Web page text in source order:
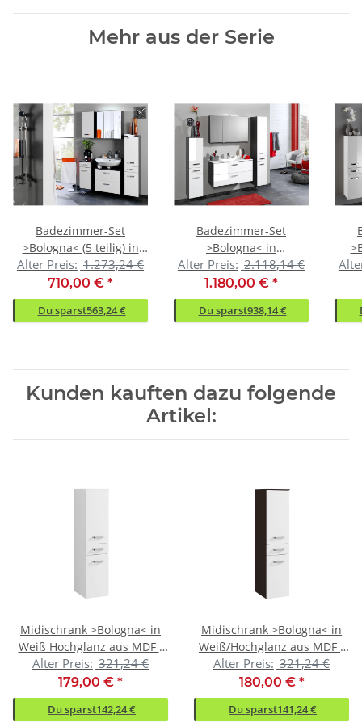
Mehr aus der Serie
Badezimmer-Set
>Bologna< (5 teilig) in
graphitgrau
Weiß/Hochglanz
Alter Preis: 1.273,24 €
710,00 € *
Du sparst563,24 €
Badezimmer-Set
>Bologna< in
graphitgrau
Weiß/Hochglanz
Alter Preis: 2.118,14 €
1.180,00 € *
Du sparst938,14 €
Kunden kauften dazu folgende
Artikel:
Midischrank >Bologna< in
Weiß Hochglanz aus MDF -
30x130x35cm (BxHxT)
Alter Preis: 321,24 €
179,00 € *
Du sparst142,24 €
Midischrank >Bologna< in
Weiß/Hochglanz aus MDF -
30x130x35cm (BxHxT)
Alter Preis: 321,24 €
180,00 € *
Du sparst141,24 €